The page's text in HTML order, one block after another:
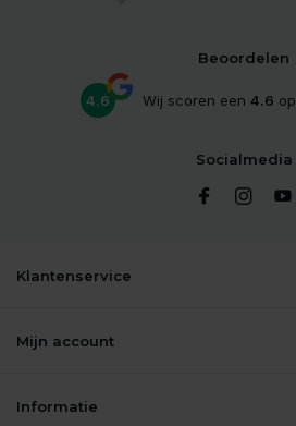
Beoordelen
4.6 Wij scoren een 4.6 op
Socialmedia
Klantenservice
Mijn account
Informatie